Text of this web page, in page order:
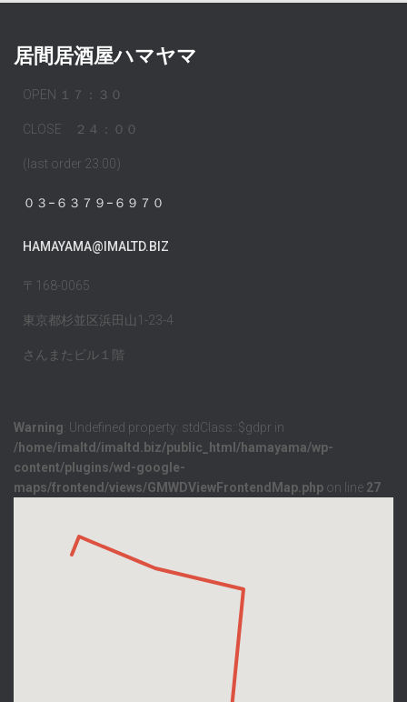
居間居酒屋ハマヤマ
OPEN １７：３０
CLOSE ２４：００
(last order 23:00)
０３−６３７９−６９７０
HAMAYAMA@IMALTD.BIZ
〒168-0065
東京都杉並区浜田山1-23-4
さんまたビル１階
Warning: Undefined property: stdClass::$gdpr in
/home/imaltd/imaltd.biz/public_html/hamayama/wp-
content/plugins/wd-google-
maps/frontend/views/GMWDViewFrontendMap.php on line 27